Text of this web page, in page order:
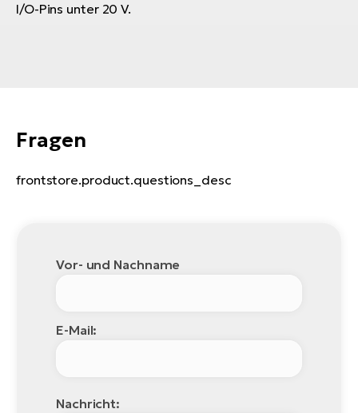
I/O-Pins unter 20 V.
Fragen
frontstore.product.questions_desc
Vor- und Nachname
E-Mail:
Nachricht: